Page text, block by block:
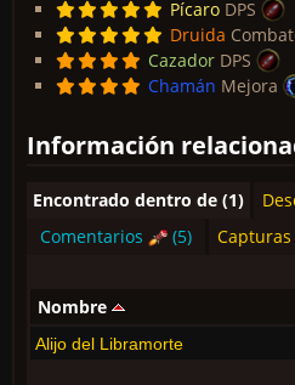
Pícaro DPS
Druida
Cazador DPS
Chamán Mejora
Información
Encontrado dentro de (1)
Comentarios
(5)
Nombre
Alijo del Libramorte